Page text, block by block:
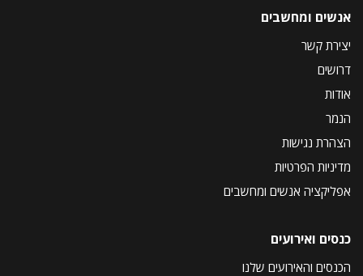
אנשים ומחשבים
יצירת קשר
דרושים
אודות
הנמר
הצהרת נגישות
מדיניות הפרטיות
אפליקציה אנשים ומחשבים
כנסים ואירועים
הכנסים והאירועים שלנו